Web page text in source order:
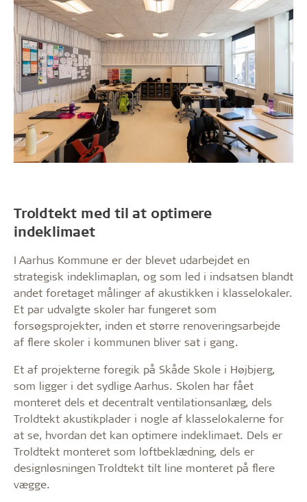
Troldtekt med til at optimere
indeklimaet
I Aarhus Kommune er der blevet udarbejdet en
strategisk indeklimaplan, og som led i indsatsen blandt
andet foretaget målinger af akustikken i klasselokaler.
Et par udvalgte skoler har fungeret som
forsøgsprojekter, inden et større renoveringsarbejde
af flere skoler i kommunen bliver sat i gang.
Et af projekterne foregik på Skåde Skole i Højbjerg,
som ligger i det sydlige Aarhus. Skolen har fået
monteret dels et decentralt ventilationsanlæg, dels
Troldtekt akustikplader i nogle af klasselokalerne for
at se, hvordan det kan optimere indeklimaet. Dels er
Troldtekt monteret som loftbeklædning, dels er
designløsningen Troldtekt tilt line monteret på flere
vægge.